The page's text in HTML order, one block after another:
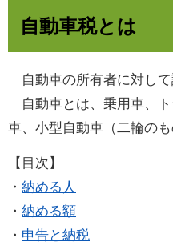
自動車税とは
自動車の所有者に対して
自動車とは、乗用車、
車、小型自動車（二輪のも
【目次】
・ 納める人
・ 納める額
・ 申告と納税